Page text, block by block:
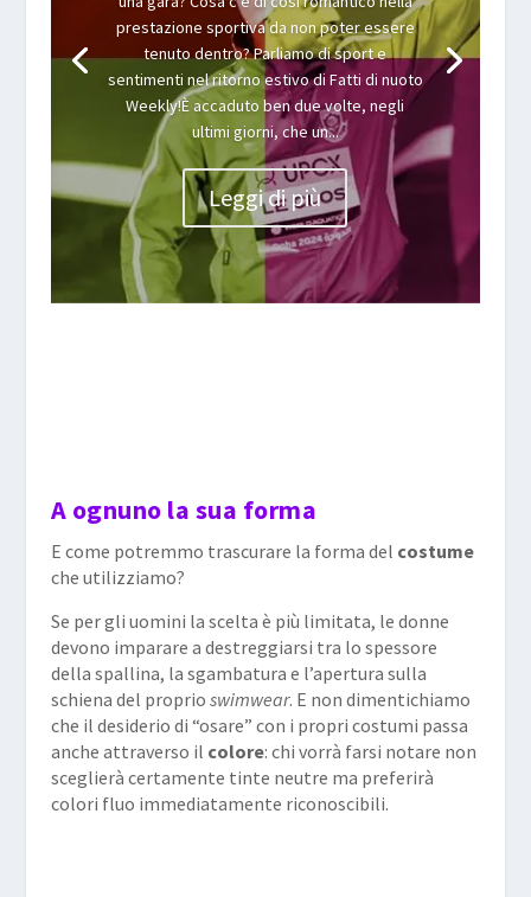
prestazione sportiva da non poter essere
tenuto dentro? Parliamo di sport e
sentimenti nel ritorno estivo di Fatti di nuoto
Weekly!È accaduto ben due volte, negli
ultimi giorni, che un...
Leggi di più
A ognuno la sua forma
E come potremmo trascurare la forma del costume
che utilizziamo?
Se per gli uomini la scelta è più limitata, le donne
devono imparare a destreggiarsi tra lo spessore
della spallina, la sgambatura e l’apertura sulla
schiena del proprio swimwear. E non dimentichiamo
che il desiderio di “osare” con i propri costumi passa
anche attraverso il colore: chi vorrà farsi notare non
sceglierà certamente tinte neutre ma preferirà
colori fluo immediatamente riconoscibili.